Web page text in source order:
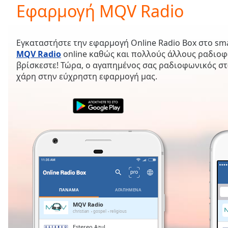
Current
Time0:00
Duration
Loaded:
0.00%
Stream
Remaining
Εφαρμογή MQV Radio
Εγκαταστήστε την εφαρμογή Online Radio Box στο
MQV Radio online καθώς και πολλούς άλλους
βρίσκεστε! Τώρα, ο αγαπημένος σας ραδιοφωνικός
χάρη στην εύχρηστη εφαρμογή μας.
ΠΑΝΑΜΆ ΑΓΑΠΗΜΈΝΑ
MQV Radio
christian gospel religious
Estereo Azul